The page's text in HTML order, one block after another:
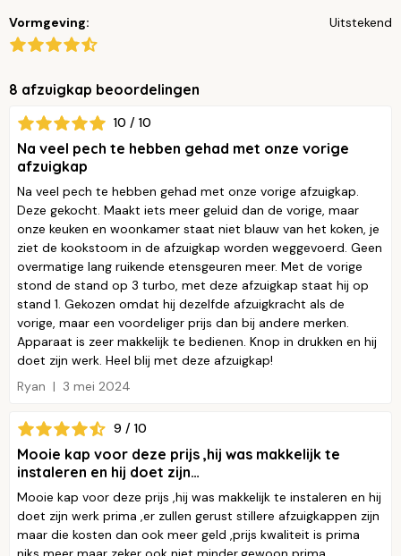
Vormgeving: Uitstekend
8 afzuigkap beoordelingen
10 / 10
Na veel pech te hebben gehad met onze vorige
afzuigkap
Na veel pech te hebben gehad met onze vorige afzuigkap.
Deze gekocht. Maakt iets meer geluid dan de vorige, maar
onze keuken en woonkamer staat niet blauw van het koken, je
ziet de kookstoom in de afzuigkap worden weggevoerd. Geen
overmatige lang ruikende etensgeuren meer. Met de vorige
stond de stand op 3 turbo, met deze afzuigkap staat hij op
stand 1. Gekozen omdat hij dezelfde afzuigkracht als de
vorige, maar een voordeliger prijs dan bij andere merken.
Apparaat is zeer makkelijk te bedienen. Knop in drukken en hij
doet zijn werk. Heel blij met deze afzuigkap!
Ryan
3 mei 2024
9 / 10
Mooie kap voor deze prijs ,hij was makkelijk te
instaleren en hij doet zijn…
Mooie kap voor deze prijs ,hij was makkelijk te instaleren en hij
doet zijn werk prima ,er zullen gerust stillere afzuigkappen zijn
maar die kosten dan ook meer geld ,prijs kwaliteit is prima